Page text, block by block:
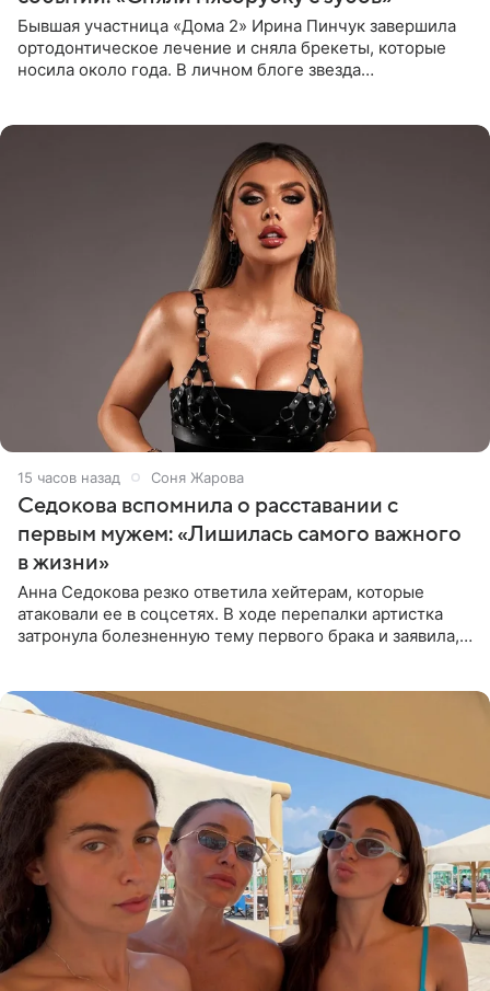
Бывшая участница «Дома 2» Ирина Пинчук завершила
ортодонтическое лечение и сняла брекеты, которые
носила около года. В личном блоге звезда
15 часов назад Соня Жарова
Седокова вспомнила о расставании с
первым мужем: «Лишилась самого важного
в жизни»
Анна Седокова резко ответила хейтерам, которые
атаковали ее в соцсетях. В ходе перепалки артистка
затронула болезненную тему первого брака и заявила,